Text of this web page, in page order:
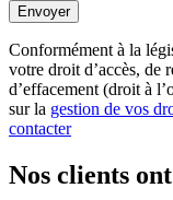
Envoyer
Conformément à la
votre droit d’accès, de
d’effacement (droit à
sur la gestion de vos
contacter
Nos clients